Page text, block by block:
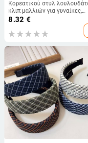
Κορεατικού στυλ
κλιπ μαλλιών για γυναίκες,
δίχρωμο σχέδιο στο πίσω
του κεφαλιού, γλυκό και
αξεσουάρ μαλλιών
8.32 €